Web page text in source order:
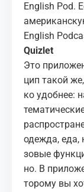
Eng­lish Pod.
Eng­lish
Qui­zlet
Это
цип та­кой
ко удоб­нее:
одеж­да, еда,
зо­вые
но. В
то­ро­му вы